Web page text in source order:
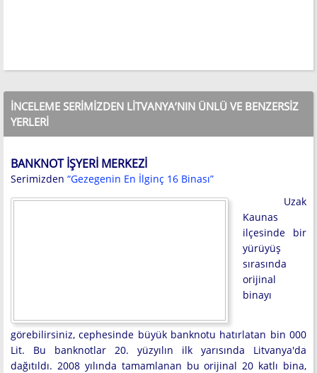
İNCELEME SERIMIZDEN LITVANYA’NIN ÜNLÜ VE BENZERSIZ
YERLERI
BANKNOT İŞYERI MERKEZI
Serimizden “Gezegenin En İlginç 16 Binası”
Uzak
Kaunas
ilçesinde bir
yürüyüş
sırasında
orijinal
binayı
görebilirsiniz, cephesinde büyük banknotu hatırlatan bin 000
Lit. Bu banknotlar 20. yüzyılın ilk yarısında Litvanya'da
dağıtıldı. 2008 yılında tamamlanan bu orijinal 20 katlı bina,